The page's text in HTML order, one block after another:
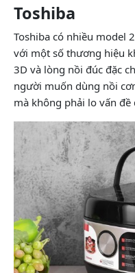
Toshiba
Toshiba có nhiều model
với một số thương hiệu
3D và lòng nồi đúc đặc
người muốn dùng nồi
mà không phải lo vấn đề